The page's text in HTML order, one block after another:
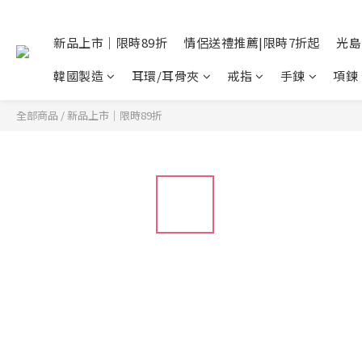
新品上市｜限時89折 情侶送禮推薦|限時7折起
光
韓國製造
耳環/耳骨夾 戒指 手鍊 項鍊
全部商品 /新品上市｜限時89折